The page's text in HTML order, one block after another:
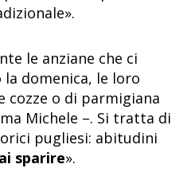
le anziane che ci
domenica, le loro
cozze o di parmigiana
Michele –. Si tratta di
pugliesi: abitudini
sparire».